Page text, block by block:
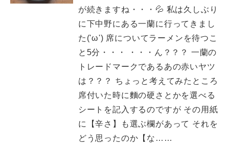
が続きますね・・・💦 私は久しぶり
に下中野にある一蘭に行ってきまし
た('ω') 席についてラーメンを待つこ
と5分・・・ ・・・ん？？？ 一蘭の
トレードマークであるあの赤いヤツ
は？？？ ちょっと考えてみたところ
席付いた時に麵の硬さとかを選べる
シートを記入するのですが その用紙
に【辛さ】も選ぶ欄があって それを
どう思ったのか【な……